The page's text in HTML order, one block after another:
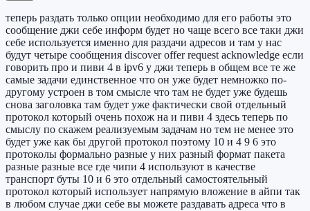
теперь раздать только опции необходимо для его работы это
сообщение джи себе информ будет но чаще всего все таки джи
себе используется именно для раздачи адресов и там у нас
будут четыре сообщения discover offer request acknowledge если
говорить про и пиви 4 в ipv6 у джи теперь в общем все те же
самые задачи единственное что он уже будет немножко по-
другому устроен в том смысле что там не будет уже будешь
снова заголовка там будет уже фактически свой отдельный
протокол который очень похож на и пиви 4 здесь теперь по
смыслу по скажем реализуемым задачам но тем не менее это
будет уже как бы другой протокол поэтому 10 и 4 9 6 это
протоколы формально разные у них разный формат пакета
разные разные все где чипи 4 используют в качестве
транспорт буты 10 и 6 это отдельный самостоятельный
протокол который использует напрямую вложение в айпи так
в любом случае джи себе вы можете раздавать адреса что в